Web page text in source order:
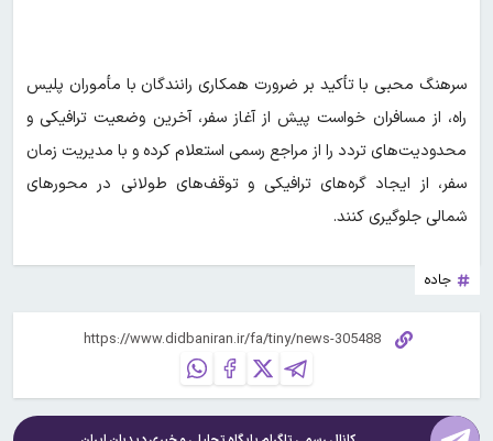
سرهنگ محبی با تأکید بر ضرورت همکاری رانندگان با مأموران پلیس
راه، از مسافران خواست پیش از آغاز سفر، آخرین وضعیت ترافیکی و
محدودیت‌های تردد را از مراجع رسمی استعلام کرده و با مدیریت زمان
سفر، از ایجاد گره‌های ترافیکی و توقف‌های طولانی در محورهای
شمالی جلوگیری کنند.
جاده